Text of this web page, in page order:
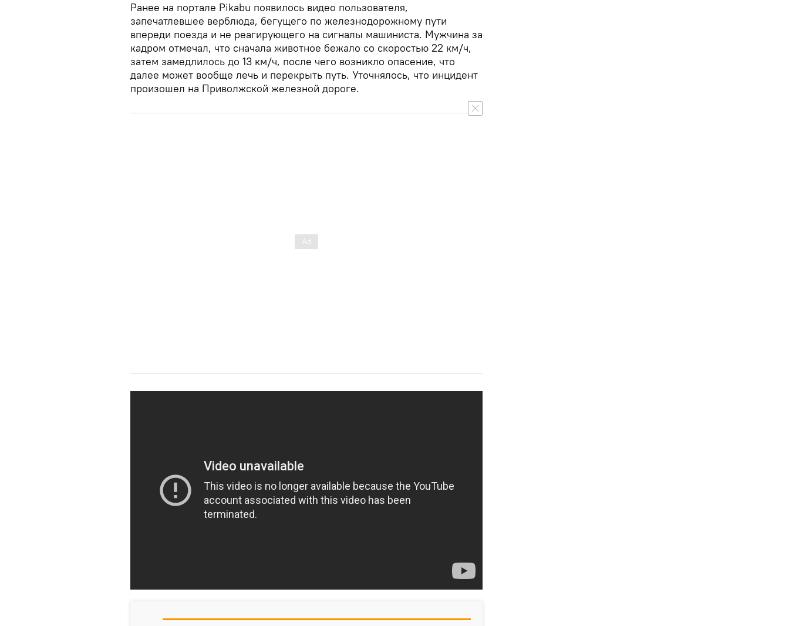
Ранее на портале Pikabu появилось видео пользователя,
запечатлевшее верблюда, бегущего по железнодорожному пути
впереди поезда и не реагирующего на сигналы машиниста. Мужчина за
кадром отмечал, что сначала животное бежало со скоростью 22 км/ч,
затем замедлилось до 13 км/ч, после чего возникло опасение, что
далее может вообще лечь и перекрыть путь. Уточнялось, что инцидент
произошел на Приволжской железной дороге.